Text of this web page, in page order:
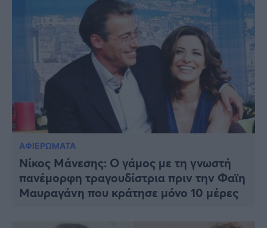
ΑΦΙΕΡΩΜΑΤΑ
Νίκος Μάνεσης: Ο γάμος με τη γνωστή
πανέμορφη τραγουδίστρια πριν την Φαϊη
Μαυραγάνη που κράτησε μόνο 10 μέρες